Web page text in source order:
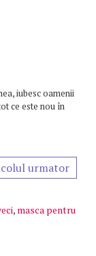
iubesc oamenii
ce este nou în
urmator
, masca pentru